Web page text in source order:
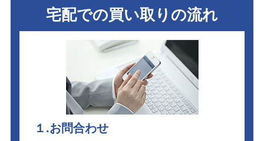
宅配での買い取りの流れ
１.お問合わせ